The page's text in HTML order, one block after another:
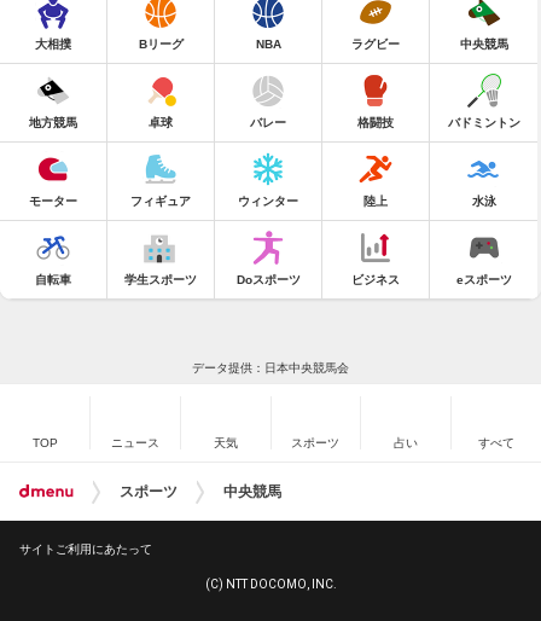
大相撲 Bリーグ NBA ラグビー 中央競馬
地方競馬 卓球 バレー 格闘技 バドミントン
モーター フィギュア ウィンター 陸上 水泳
自転車 学生スポーツ Doスポーツ ビジネス eスポーツ
データ提供：日本中央競馬会
TOP ニュース 天気 スポーツ 占い すべて
スポーツ 中央競馬
サイトご利用にあたって
(C) NTT DOCOMO, INC.